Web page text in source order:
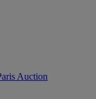
Auction